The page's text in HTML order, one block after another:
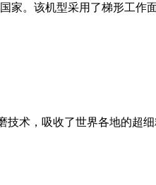
。该机型采用了梯形工
术，吸收了世界各地的超